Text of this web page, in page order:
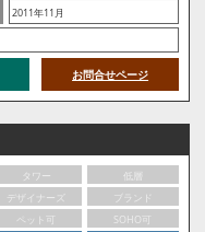
2011年11月
お問合せページ
タワー
低層
デザイナーズ
ブランド
ペット可
SOHO可